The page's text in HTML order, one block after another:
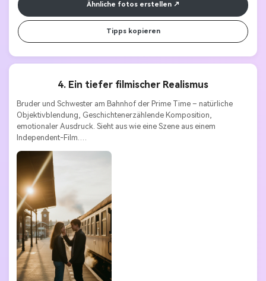
Ähnliche fotos erstellen
Tipps kopieren
4. Ein tiefer filmischer Realismus
Bruder und Schwester am Bahnhof der Prime Time – natürliche
Objektivblendung, Geschichtenerzählende Komposition,
emotionaler Ausdruck. Sieht aus wie eine Szene aus einem
Independent-Film.
Geschichtenerzählen | Kunst | Atmosphäre